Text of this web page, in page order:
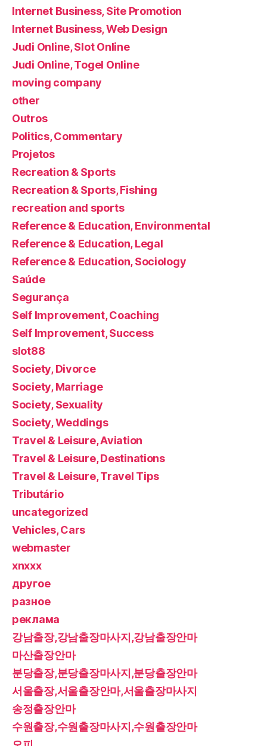
Internet Business, Site Promotion
Internet Business, Web Design
Judi Online, Slot Online
Judi Online, Togel Online
moving company
other
Outros
Politics, Commentary
Projetos
Recreation & Sports
Recreation & Sports, Fishing
recreation and sports
Reference & Education, Environmental
Reference & Education, Legal
Reference & Education, Sociology
Saúde
Segurança
Self Improvement, Coaching
Self Improvement, Success
slot88
Society, Divorce
Society, Marriage
Society, Sexuality
Society, Weddings
Travel & Leisure, Aviation
Travel & Leisure, Destinations
Travel & Leisure, Travel Tips
Tributário
uncategorized
Vehicles, Cars
webmaster
xnxxx
другое
разное
реклама
강남출장,강남출장마사지,강남출장안마
마산출장안마
분당출장,분당출장마사지,분당출장안마
서울출장,서울출장안마,서울출장마사지
송정출장안마
수원출장,수원출장마사지,수원출장안마